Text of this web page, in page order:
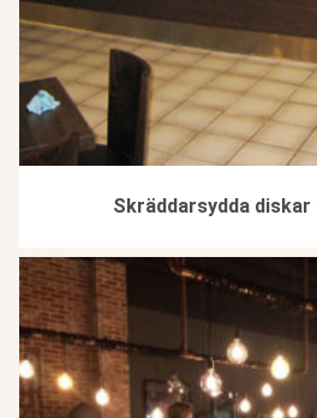
Skräddarsydda